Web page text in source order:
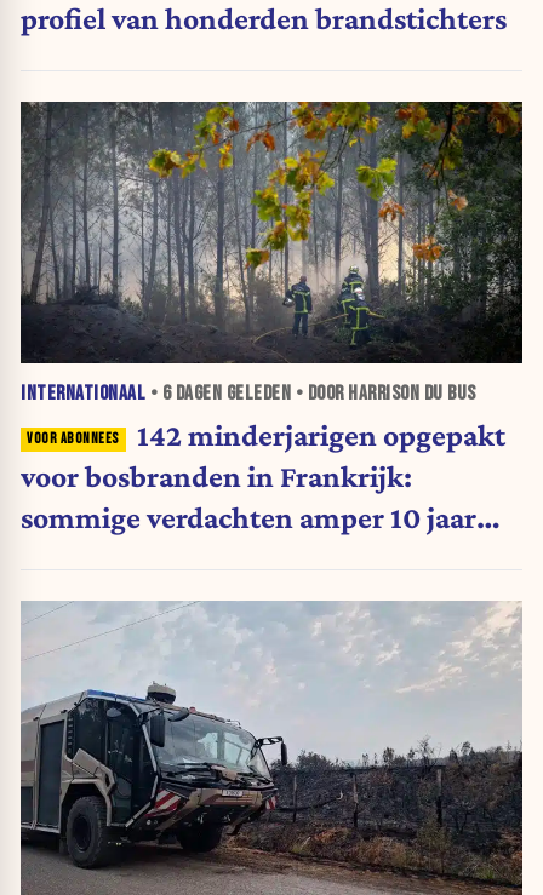
profiel van honderden brandstichters
INTERNATIONAAL • 6 DAGEN GELEDEN • DOOR HARRISON DU BUS
142 minderjarigen opgepakt
voor bosbranden in Frankrijk:
sommige verdachten amper 10 jaar